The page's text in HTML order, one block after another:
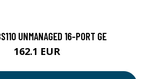
UNMANAGED 16-PORT GE
162.1 EUR